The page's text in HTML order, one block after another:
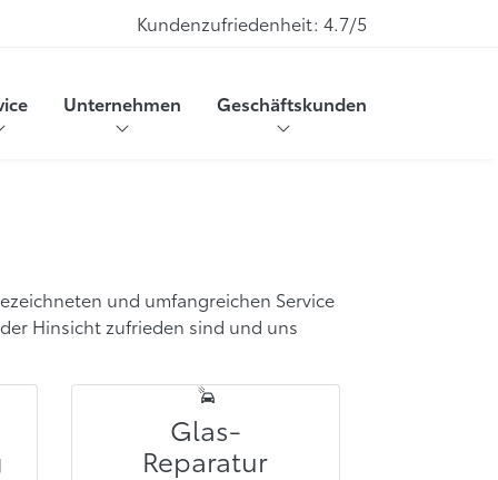
Kundenzufriedenheit: 4.7/5
Unternehmen Geschäftskunden
und umfangreichen Service
Hinsicht zufrieden sind und uns
Glas-
Reparatur